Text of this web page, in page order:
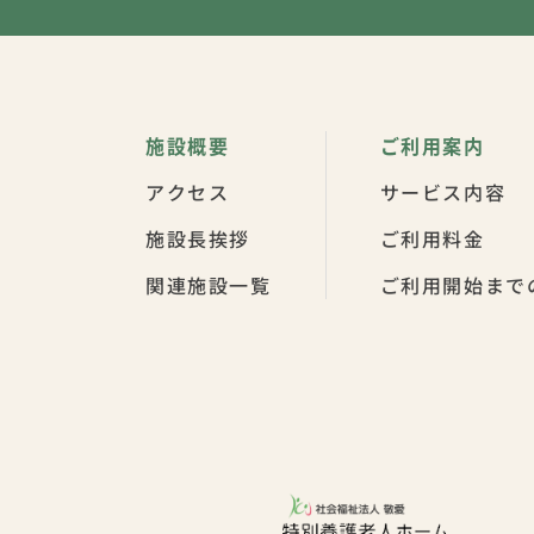
施設概要
アクセス
施設長挨拶
関連施設一覧
ご利用案内
サービス内容
ご利用料金
ご利用開始まで